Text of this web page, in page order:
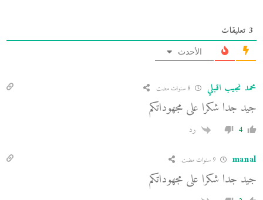
3 تعليقات
الأحدث
محمد نجيب اقبلي
جيد جدا شكرا على مجهوداتكم
4 رد
manal
جيد جدا شكرا على مجهوداتكم